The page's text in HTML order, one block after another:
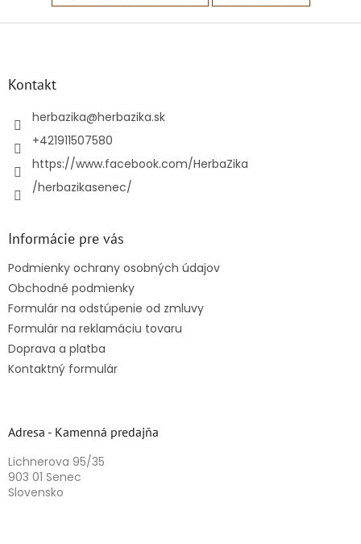
Z
Kontakt
herbazika@herbazika.sk
+421911507580
https://www.facebook.com/HerbaZika
/herbazikasenec/
Informácie pre vás
Podmienky ochrany osobných údajov
Obchodné podmienky
Formulár na odstúpenie od zmluvy
Formulár na reklamáciu tovaru
Doprava a platba
Kontaktný formulár
Adresa - Kamenná predajňa
Lichnerova 95/35
903 01 Senec
Slovensko